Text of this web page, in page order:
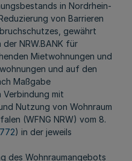
in Nordrhein-
von Barrieren
gewährt
NRW.BANK für
Mietwohnungen und
und auf den
Maßgabe
Verbindung mit
Nutzung von Wohnraum
(WFNG NRW) vom 8.
) in der jeweils
des Wohnraumangebots